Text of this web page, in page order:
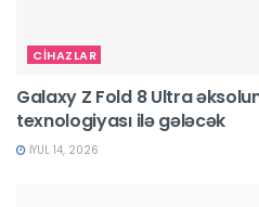
CİHAZLAR
Galaxy Z Fold 8 Ultra
texnologiyası ilə gələcək
İYUL 14, 2026